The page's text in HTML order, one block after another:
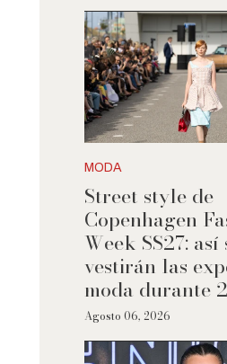
MODA
Street style de
Copenhagen
Week SS27: así
vestirán las
moda durante
Agosto 06, 2026